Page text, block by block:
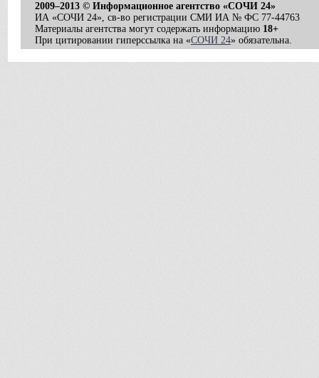
2009–2013 © Информационное агентство «СОЧИ 24»
ИА «СОЧИ 24», св-во регистрации СМИ ИА № ФС 77-44763
Материалы агентства могут содержать информацию 18+
При цитировании гиперссылка на «СОЧИ 24» обязательна.